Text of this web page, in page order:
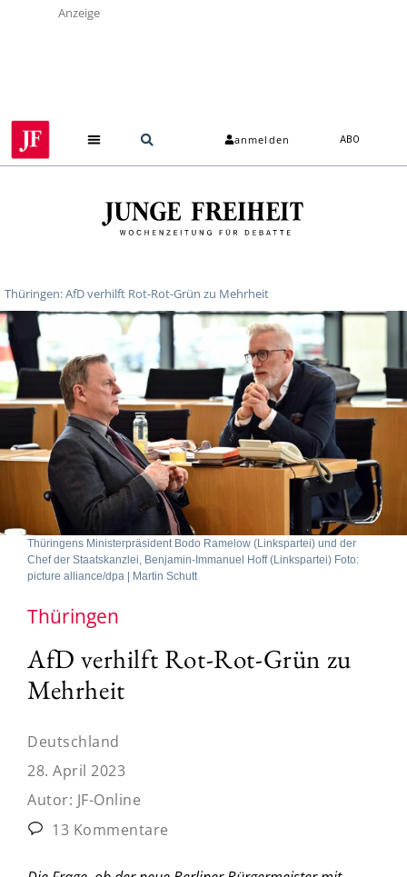
Anzeige
anmelden ABO
Thüringen: AfD verhilft Rot-Rot-Grün zu Mehrheit
Thüringens Ministerpräsident Bodo Ramelow (Linkspartei) und der
Chef der Staatskanzlei, Benjamin-Immanuel Hoff (Linkspartei) Foto:
picture alliance/dpa | Martin Schutt
Thüringen
AfD verhilft Rot-Rot-Grün zu
Mehrheit
Deutschland
28. April 2023
Autor: JF-Online
13 Kommentare